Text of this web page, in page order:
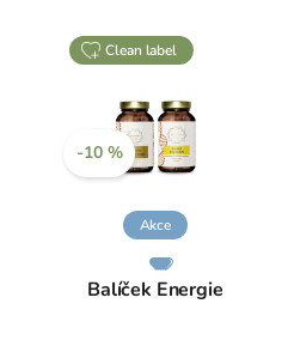
clean label
-10 %
Akce
Balíček Energie